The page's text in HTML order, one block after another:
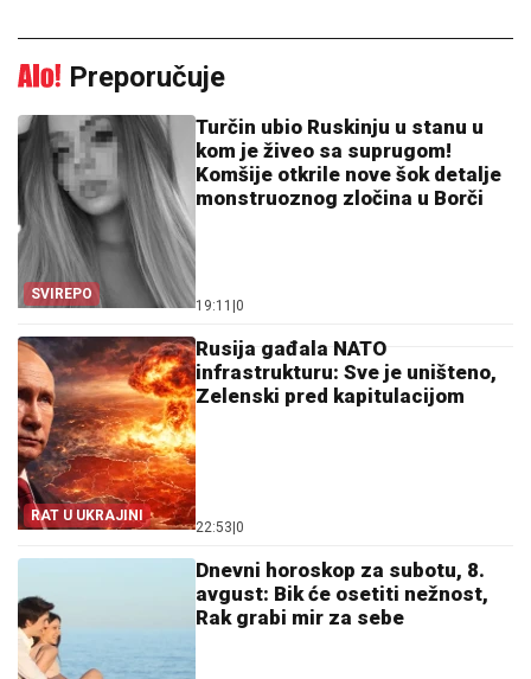
Preporučuje
SVIREPO
Turčin ubio Ruskinju u stanu u
kom je živeo sa suprugom!
Komšije otkrile nove šok detalje
monstruoznog zločina u Borči
19:11 0
RAT U UKRAJINI
Rusija gađala NATO
infrastrukturu: Sve je uništeno,
Zelenski pred kapitulacijom
22:53 0
Dnevni horoskop za subotu, 8.
avgust: Bik će osetiti nežnost,
Rak grabi mir za sebe